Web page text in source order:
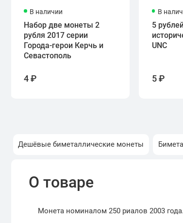
В наличии
Набор две монеты 2
рубля 2017 серии
Города-герои Керчь и
Севастополь
4 ₽
В
5
UNC
5 ₽
Дешёвые биметаллические монеты
О товаре
Монета номиналом 250 риалов 2003